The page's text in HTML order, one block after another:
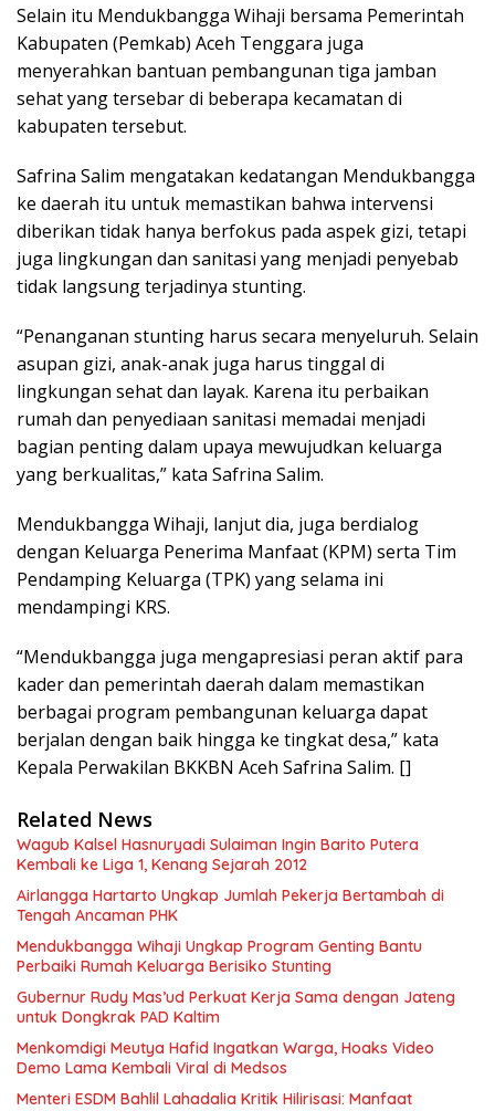
Selain itu Mendukbangga Wihaji bersama Pemerintah
Kabupaten (Pemkab) Aceh Tenggara juga
menyerahkan bantuan pembangunan tiga jamban
sehat yang tersebar di beberapa kecamatan di
kabupaten tersebut.
Safrina Salim mengatakan kedatangan Mendukbangga
ke daerah itu untuk memastikan bahwa intervensi
diberikan tidak hanya berfokus pada aspek gizi, tetapi
juga lingkungan dan sanitasi yang menjadi penyebab
tidak langsung terjadinya stunting.
“Penanganan stunting harus secara menyeluruh. Selain
asupan gizi, anak-anak juga harus tinggal di
lingkungan sehat dan layak. Karena itu perbaikan
rumah dan penyediaan sanitasi memadai menjadi
bagian penting dalam upaya mewujudkan keluarga
yang berkualitas,” kata Safrina Salim.
Mendukbangga Wihaji, lanjut dia, juga berdialog
dengan Keluarga Penerima Manfaat (KPM) serta Tim
Pendamping Keluarga (TPK) yang selama ini
mendampingi KRS.
“Mendukbangga juga mengapresiasi peran aktif para
kader dan pemerintah daerah dalam memastikan
berbagai program pembangunan keluarga dapat
berjalan dengan baik hingga ke tingkat desa,” kata
Kepala Perwakilan BKKBN Aceh Safrina Salim. []
Related News
Wagub Kalsel Hasnuryadi Sulaiman Ingin Barito Putera
Kembali ke Liga 1, Kenang Sejarah 2012
Airlangga Hartarto Ungkap Jumlah Pekerja Bertambah di
Tengah Ancaman PHK
Mendukbangga Wihaji Ungkap Program Genting Bantu
Perbaiki Rumah Keluarga Berisiko Stunting
Gubernur Rudy Mas’ud Perkuat Kerja Sama dengan Jateng
untuk Dongkrak PAD Kaltim
Menkomdigi Meutya Hafid Ingatkan Warga, Hoaks Video
Demo Lama Kembali Viral di Medsos
Menteri ESDM Bahlil Lahadalia Kritik Hilirisasi: Manfaat